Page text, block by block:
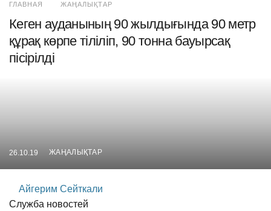
ГЛАВНАЯ ЖАҢАЛЫҚТАР
Кеген ауданының 90 жылдығында 90 метр
құрақ көрпе тіліліп, 90 тонна бауырсақ
пісірілді
26.10.19 ЖАҢАЛЫҚТАР
Айгерим Сейткали
Служба новостей